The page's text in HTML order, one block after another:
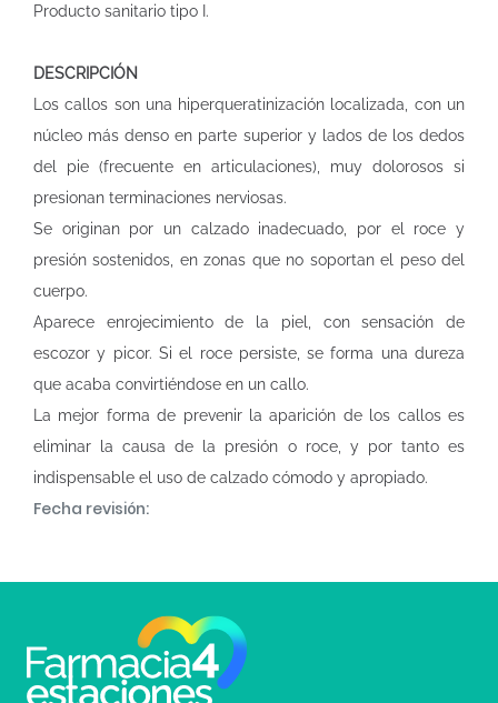
Producto sanitario tipo I.
DESCRIPCIÓN
Los callos son una hiperqueratinización localizada, con un
núcleo más denso en parte superior y lados de los dedos
del pie (frecuente en articulaciones), muy dolorosos si
presionan terminaciones nerviosas.
Se originan por un calzado inadecuado, por el roce y
presión sostenidos, en zonas que no soportan el peso del
cuerpo.
Aparece enrojecimiento de la piel, con sensación de
escozor y picor. Si el roce persiste, se forma una dureza
que acaba convirtiéndose en un callo.
La mejor forma de prevenir la aparición de los callos es
eliminar la causa de la presión o roce, y por tanto es
indispensable el uso de calzado cómodo y apropiado.
Fecha revisión: